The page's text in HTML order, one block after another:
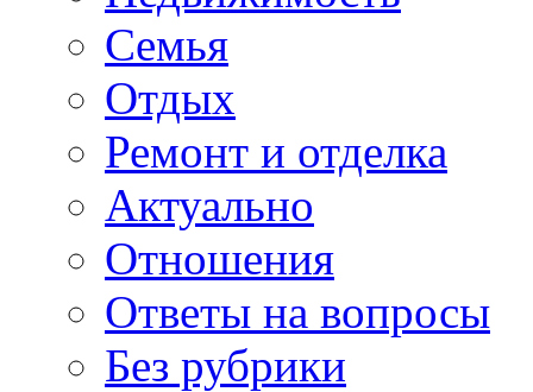
Семья
Отдых
Ремонт и отделка
Актуально
Отношения
Ответы на вопросы
Без рубрики